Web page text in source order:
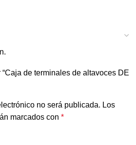
de terminales de altavoces DE
no será publicada. Los
marcados con *